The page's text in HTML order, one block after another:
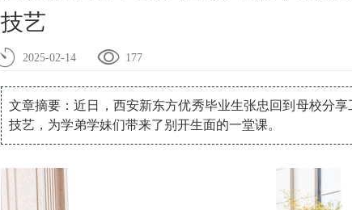
技艺
2025-02-14 177
文章摘要：近日，西安新东方优秀毕业生张忠回到母校分
技艺，为学弟学妹们带来了别开生面的一堂课。